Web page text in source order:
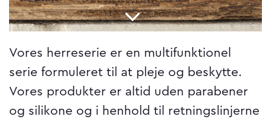
Vores herreserie er en multifunktionel
serie formuleret til at pleje og beskytte.
Vores produkter er altid uden parabener
og silikone og i henhold til retningslinjerne